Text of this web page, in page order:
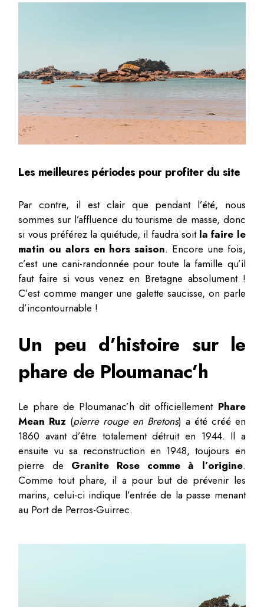
Les meilleures périodes pour profiter du site
Par contre, il est clair que pendant l’été, nous
sommes sur l’affluence du tourisme de masse, donc
si vous préférez la quiétude, il faudra soit la faire le
matin ou alors en hors saison. Encore une fois,
c’est une cani-randonnée pour toute la famille qu’il
faut faire si vous venez en Bretagne absolument !
C’est comme manger une galette saucisse, on parle
d’incontournable !
Un peu d’histoire sur le
phare de Ploumanac’h
Le phare de Ploumanac’h dit officiellement Phare
Mean Ruz (pierre rouge en Bretons) a été créé en
1860 avant d’être totalement détruit en 1944. Il a
ensuite vu sa reconstruction en 1948, toujours en
pierre de Granite Rose comme à l’origine.
Comme tout phare, il a pour but de prévenir les
marins, celui-ci indique l’entrée de la passe menant
au Port de Perros-Guirrec.